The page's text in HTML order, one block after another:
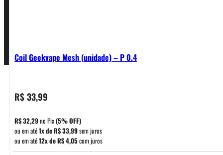
Coil Geekvape Mesh (unidade) – P 0.4
R$33,99
R$32,29no Pix(5% OFF)
ou em até1x deR$33,99sem juros
ou em até12x deR$4,05com juros